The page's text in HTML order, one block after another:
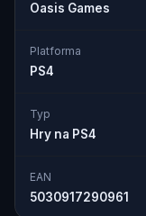
Oasis Games
Platforma
PS4
Typ
Hry na PS4
EAN
5030917290961